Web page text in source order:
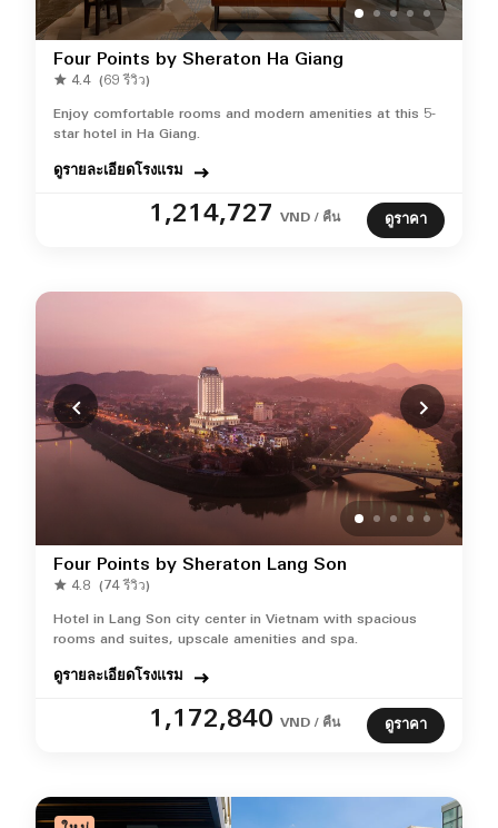
Four Points by Sheraton Ha Giang
4.4 (69 รีวิว)
Enjoy comfortable rooms and modern amenities at this 5-
star hotel in Ha Giang.
ดูรายละเอียดโรงแรม
1,214,727 VND / คืน ดูราคา
Four Points by Sheraton Lang Son
4.8 (74 รีวิว)
Hotel in Lang Son city center in Vietnam​ with spacious
rooms and suites, upscale amenities and spa.
ดูรายละเอียดโรงแรม
1,172,840 VND / คืน ดูราคา